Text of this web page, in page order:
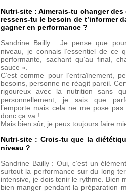
Nutri-site : Aimerais-tu changer
ressens-tu le besoin de t’informer
gagner en performance ?
Sandrine Bailly : Je pense que
niveau, je connais l’essentiel de ce
performante, sachant qu’au final,
sauce ».
C’est comme pour l’entraînement,
besoins, personne ne réagit pareil.
rigoureux avec la nutrition sans
personnellement, je sais que
l’emporte mais cela ne me pose
donc ça va !
Mais bien sûr, je peux toujours faire
Nutri-site : Crois-tu que la
niveau ?
Sandrine Bailly : Oui, c’est un
surtout la performance sur du long
intensive, je dois tenir le rythme. Bien
bien manger pendant la préparation